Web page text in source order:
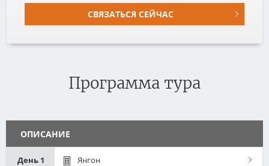
СВЯЗАТЬСЯ СЕЙЧАС
Программа тура
ОПИСАНИЕ
День 1 Янгон